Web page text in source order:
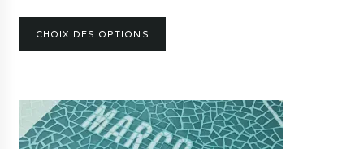
CHOIX DES OPTIONS